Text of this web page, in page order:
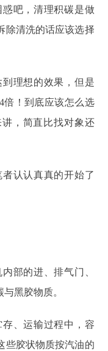
吧，清理积碳是做
除清洗的话应该选择
理想的效果，但是
倍！到底应该怎么选
，简直比找对象还
认认真真的开始了
部的进、排气门、
黑胶物质。
、运输过程中，容
些胶状物质按汽油的